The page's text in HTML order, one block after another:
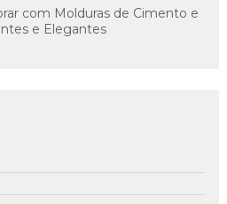
com Molduras de Cimento e
e Elegantes